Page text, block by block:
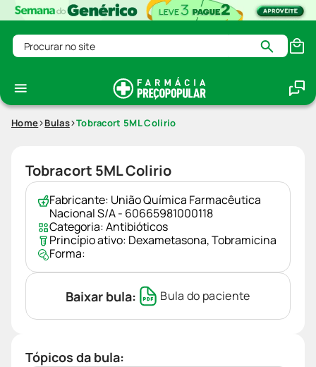
Procurar no site
Home Bulas Tobracort 5ML Colirio
Tobracort 5ML Colirio
Fabricante: União Química Farmacêutica
Nacional S/A - 60665981000118
Categoria:Antibióticos
Princípio ativo: Dexametasona,Tobramicina
Forma:
Baixar bula: Bula do paciente
Tópicos da bula: